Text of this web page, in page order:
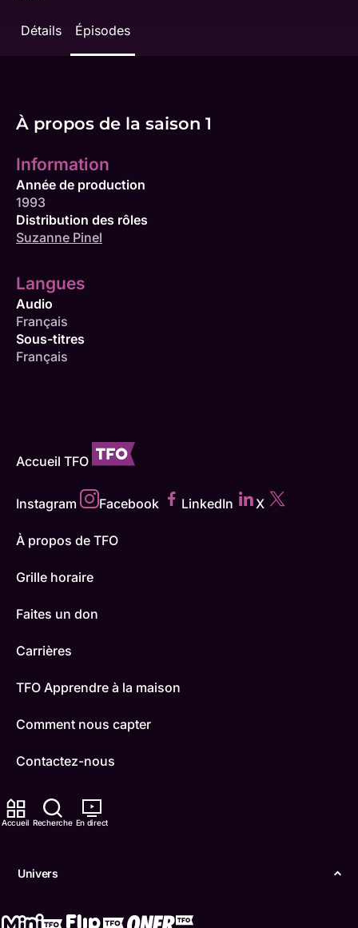
Accueil Recherche En direct
Univers
Détails Épisodes
À propos de la saison 1
Information
Année de production
1993
Distribution des rôles
Suzanne Pinel
Langues
Audio
Français
Sous-titres
Français
Accueil TFO
Instagram Facebook LinkedIn X
À propos de TFO
Grille horaire
Faites un don
Carrières
TFO Apprendre à la maison
Comment nous capter
Contactez-nous
ONFR
Boukili